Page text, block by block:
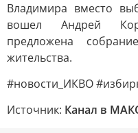
Владимира вместо
вошел Андрей
предложена
жительства.
#новости_ИКВО
Источник: Канал в